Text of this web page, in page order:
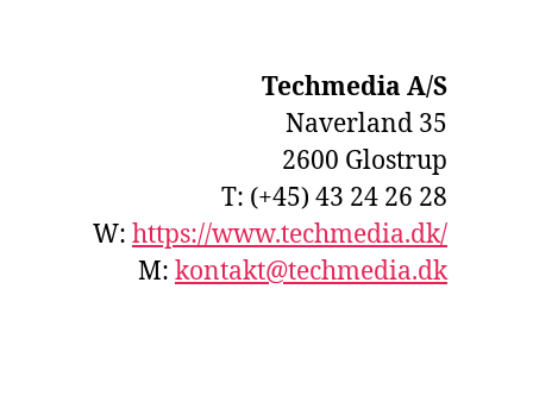
Techmedia A/S
Naverland 35
2600 Glostrup
T: (+45) 43 24 26 28
W: https://www.techmedia.dk/
M: kontakt@techmedia.dk